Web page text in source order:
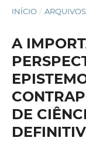
INÍCIO / ARQUIVOS
A
DE